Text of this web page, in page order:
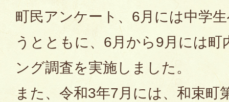
町民アンケート、6月には中学
うとともに、6月から9月には
ング調査を実施しました。
また、令和3年7月には、和束町